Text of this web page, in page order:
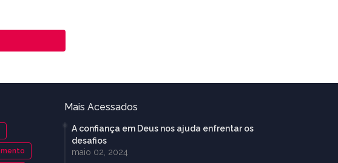
Mais Acessados
A confiança em Deus nos ajuda enfrentar os
desafios
maio 02, 2024